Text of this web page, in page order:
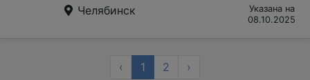
Челябинск
Указана на
08.10.2025
‹ 1 2 ›